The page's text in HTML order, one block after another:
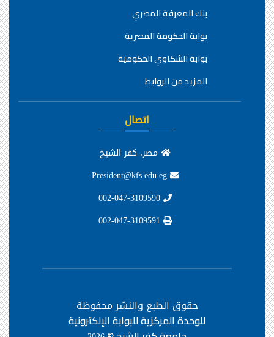
بنك المعرفة المصري
بوابة الحكومة المصرية
بوابة الشكاوي الحكومية
المزيد من الروابط
اتصال
مصر، كفر الشيخ
حقوق الطبع والنشر محفوظة
للوحدة المركزية للبوابة الإلكترونية